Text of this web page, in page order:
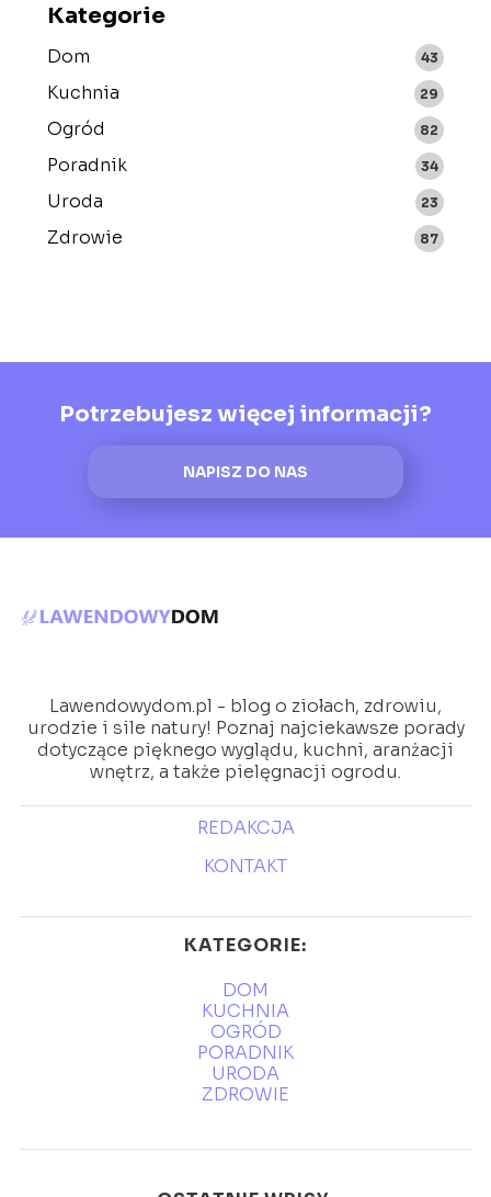
Kategorie
Dom 43
Kuchnia 29
Ogród 82
Poradnik 34
Uroda 23
Zdrowie 87
Potrzebujesz więcej informacji?
NAPISZ DO NAS
Lawendowydom.pl - blog o ziołach, zdrowiu,
urodzie i sile natury! Poznaj najciekawsze porady
dotyczące pięknego wyglądu, kuchni, aranżacji
wnętrz, a także pielęgnacji ogrodu.
REDAKCJA
KONTAKT
KATEGORIE:
DOM
KUCHNIA
OGRÓD
PORADNIK
URODA
ZDROWIE